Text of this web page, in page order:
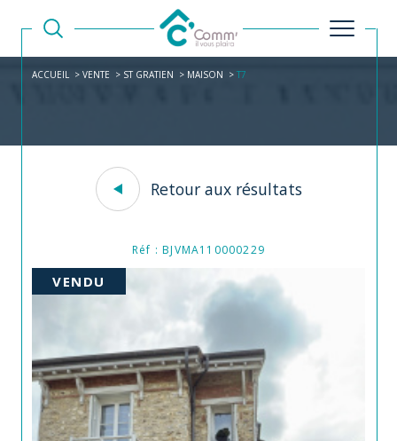
ACCUEIL VENTE ST GRATIEN MAISON T7
Retour aux résultats
Réf : BJVMA110000229
VENDU